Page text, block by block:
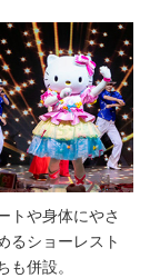
トや身体にやさ
るショーレスト
併設。